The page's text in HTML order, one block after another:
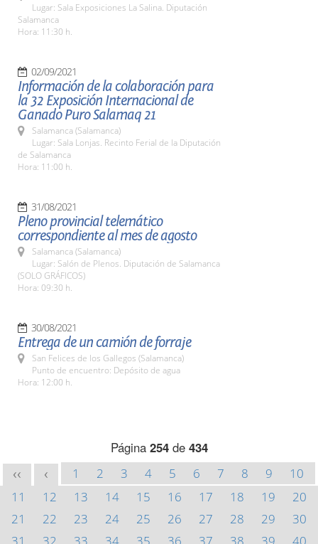
Lugar: Sala Exposiciones La Salina. Diputación
Salamanca
Hora: 11:30 h.
02/09/2021
Información de la colaboración para
la 32 Exposición Internacional de
Ganado Puro Salamaq 21
Salamanca (Salamanca)
Lugar: Sala Lonjas. Recinto Ferial de la Diputación
de Salamanca
Hora: 11:00 h.
31/08/2021
Pleno provincial telemático
correspondiente al mes de agosto
Salamanca (Salamanca)
Lugar: Salón de Plenos. Diputación de Salamanca
(SOLO GRÁFICOS)
Hora: 09:30 h.
30/08/2021
Entrega de un camión de forraje
San Felices de los Gallegos (Salamanca)
Punto de encuentro: Depósito de agua
Hora: 12:00 h.
Página 254de 434
<< < 1 2 3 4 5 6 7 8 9
10
11
12 13 14 15 16 17 18 19
20
21
22 23 24 25 26 27 28 29
30